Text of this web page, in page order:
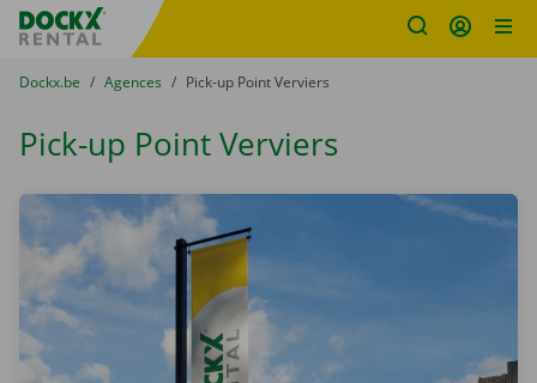
sitename
You are here:
du
Dockx.be to
Agences to
Pick-up Point Verviers
Pick-up Point Verviers